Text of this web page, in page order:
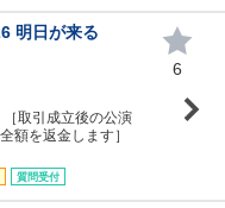
明日が来る
取引成立後の公演
額を返金します］
質問受付
6